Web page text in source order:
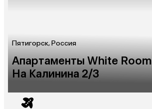
Пятигорск, Россия
Апартаменты White Room
На Калинина 2/3